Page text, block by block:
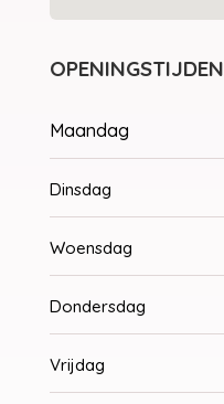
OPENINGSTIJDEN
Maandag
Dinsdag
Woensdag
Dondersdag
Vrijdag